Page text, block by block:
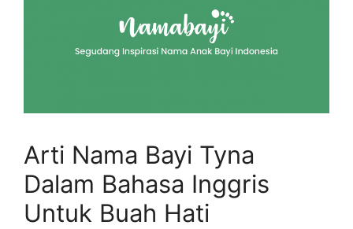
Arti Nama Bayi Tyna
Dalam Bahasa Inggris
Untuk Buah Hati